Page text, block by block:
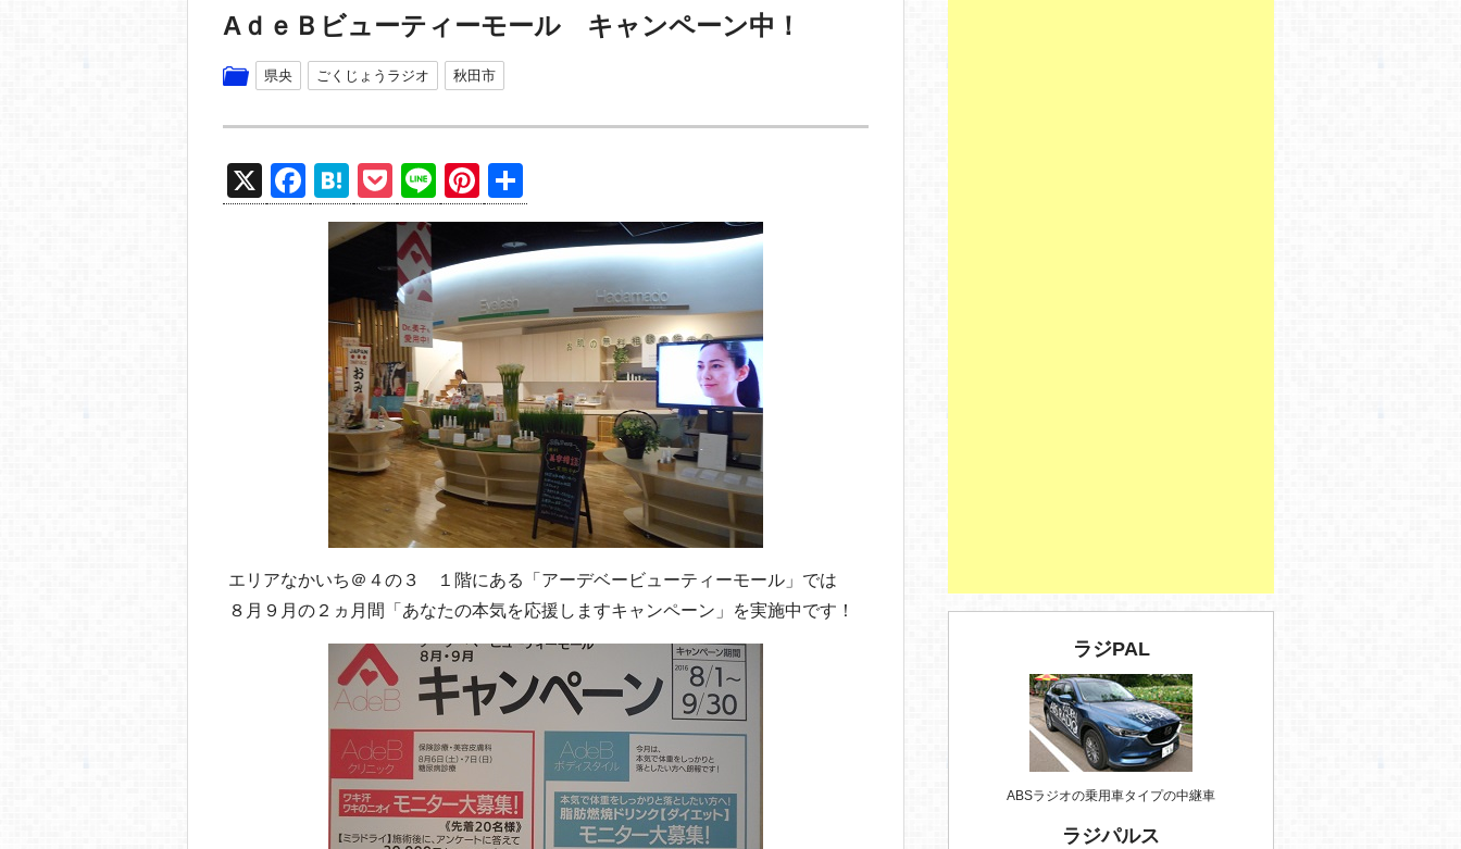
AｄｅＢビューティーモール キャンペーン中！
県央 ごくじょうラジオ 秋田市
X
F
a
H
at
e
a
P
o
ck
et
Li
n
e
Pi
nt
er
e
st
有
エリアなかいち＠４の３ １階にある「アーデベービューティーモール」では
８月９月の２ヵ月間「あなたの本気を応援しますキャンペーン」を実施中です！
ラジPAL
ABSラジオの乗用車タイプの中継車
ラジパルス